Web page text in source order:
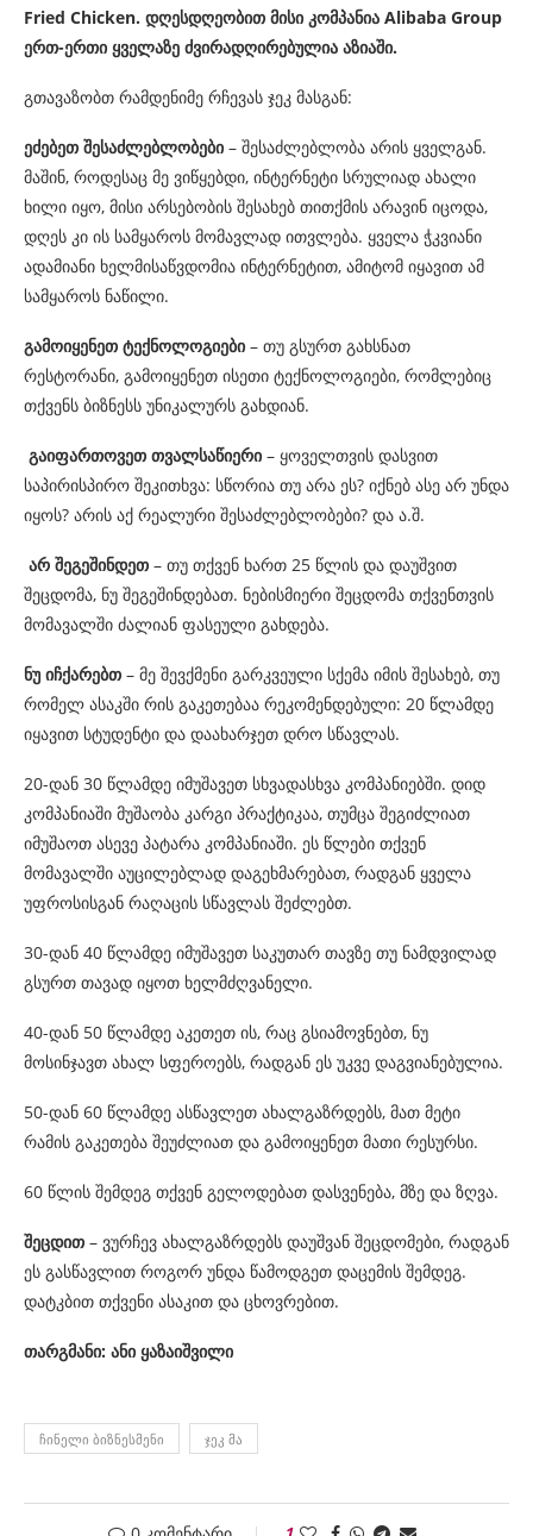
Fried Chicken. დღესდღეობით მისი კომპანია Alibaba Group
ერთ-ერთი ყველაზე ძვირადღირებულია აზიაში.
გთავაზობთ რამდენიმე რჩევას ჯეკ მასგან:
ეძებეთ შესაძლებლობები – შესაძლებლობა არის ყველგან.
მაშინ, როდესაც მე ვიწყებდი, ინტერნეტი სრულიად ახალი
ხილი იყო, მისი არსებობის შესახებ თითქმის არავინ იცოდა,
დღეს კი ის სამყაროს მომავლად ითვლება. ყველა ჭკვიანი
ადამიანი ხელმისაწვდომია ინტერნეტით, ამიტომ იყავით ამ
სამყაროს ნაწილი.
გამოიყენეთ ტექნოლოგიები – თუ გსურთ გახსნათ
რესტორანი, გამოიყენეთ ისეთი ტექნოლოგიები, რომლებიც
თქვენს ბიზნესს უნიკალურს გახდიან.
გაიფართოვეთ თვალსაწიერი – ყოველთვის დასვით
საპირისპირო შეკითხვა: სწორია თუ არა ეს? იქნებ ასე არ უნდა
იყოს? არის აქ რეალური შესაძლებლობები? და ა.შ.
არ შეგეშინდეთ – თუ თქვენ ხართ 25 წლის და დაუშვით
შეცდომა, ნუ შეგეშინდებათ. ნებისმიერი შეცდომა თქვენთვის
მომავალში ძალიან ფასეული გახდება.
ნუ იჩქარებთ – მე შევქმენი გარკვეული სქემა იმის შესახებ, თუ
რომელ ასაკში რის გაკეთებაა რეკომენდებული: 20 წლამდე
იყავით სტუდენტი და დაახარჯეთ დრო სწავლას.
20-დან 30 წლამდე იმუშავეთ სხვადასხვა კომპანიებში. დიდ
კომპანიაში მუშაობა კარგი პრაქტიკაა, თუმცა შეგიძლიათ
იმუშაოთ ასევე პატარა კომპანიაში. ეს წლები თქვენ
მომავალში აუცილებლად დაგეხმარებათ, რადგან ყველა
უფროსისგან რაღაცის სწავლას შეძლებთ.
30-დან 40 წლამდე იმუშავეთ საკუთარ თავზე თუ ნამდვილად
გსურთ თავად იყოთ ხელმძღვანელი.
40-დან 50 წლამდე აკეთეთ ის, რაც გსიამოვნებთ, ნუ
მოსინჯავთ ახალ სფეროებს, რადგან ეს უკვე დაგვიანებულია.
50-დან 60 წლამდე ასწავლეთ ახალგაზრდებს, მათ მეტი
რამის გაკეთება შეუძლიათ და გამოიყენეთ მათი რესურსი.
60 წლის შემდეგ თქვენ გელოდებათ დასვენება, მზე და ზღვა.
შეცდით – ვურჩევ ახალგაზრდებს დაუშვან შეცდომები, რადგან
ეს გასწავლით როგორ უნდა წამოდგეთ დაცემის შემდეგ.
დატკბით თქვენი ასაკით და ცხოვრებით.
თარგმანი: ანი ყაზაიშვილი
ᲩᲘᲜᲔᲚᲘ ᲑᲘᲖᲜᲔᲡᲛᲔᲜᲘ ᲯᲔᲙ ᲛᲐ